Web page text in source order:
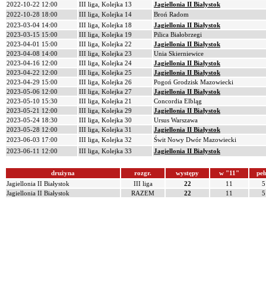
2022-10-22 12:00
III liga, Kolejka 13
Jagiellonia II Białystok
2022-10-28 18:00
III liga, Kolejka 14
Broń Radom
2023-03-04 14:00
III liga, Kolejka 18
Jagiellonia II Białystok
2023-03-15 15:00
III liga, Kolejka 19
Pilica Białobrzegi
2023-04-01 15:00
III liga, Kolejka 22
Jagiellonia II Białystok
2023-04-08 14:00
III liga, Kolejka 23
Unia Skierniewice
2023-04-16 12:00
III liga, Kolejka 24
Jagiellonia II Białystok
2023-04-22 12:00
III liga, Kolejka 25
Jagiellonia II Białystok
2023-04-29 15:00
III liga, Kolejka 26
Pogoń Grodzisk Mazowiecki
2023-05-06 12:00
III liga, Kolejka 27
Jagiellonia II Białystok
2023-05-10 15:30
III liga, Kolejka 21
Concordia Elbląg
2023-05-21 12:00
III liga, Kolejka 29
Jagiellonia II Białystok
2023-05-24 18:30
III liga, Kolejka 30
Ursus Warszawa
2023-05-28 12:00
III liga, Kolejka 31
Jagiellonia II Białystok
2023-06-03 17:00
III liga, Kolejka 32
Świt Nowy Dwór Mazowiecki
2023-06-11 12:00
III liga, Kolejka 33 Jagiellonia II Białystok
drużyna rozgr. występy w "11"
Jagiellonia II Białystok
III liga 22 11
5
Jagiellonia II Białystok
RAZEM 22 11 5